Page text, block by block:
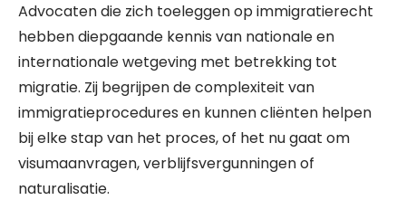
Advocaten die zich toeleggen op immigratierecht
hebben diepgaande kennis van nationale en
internationale wetgeving met betrekking tot
migratie. Zij begrijpen de complexiteit van
immigratieprocedures en kunnen cliënten helpen
bij elke stap van het proces, of het nu gaat om
visumaanvragen, verblijfsvergunningen of
naturalisatie.